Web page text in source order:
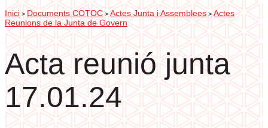
Inici > Documents COTOC > Actes Junta i Assemblees > Actes
Reunions de la Junta de Govern
Acta reunió junta
17.01.24